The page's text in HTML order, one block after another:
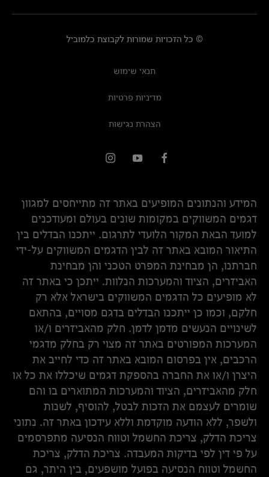
© כל הזכויות שמורות לקבוצת כלמוביל
תנאי שימוש
מדיניות פרטיות
הצהרת נגישות
המידע והנתונים המופיעים באתר זה מתייחסים למגוון
דגמים המשווקים במקומות שונים בעולם ומעודכנים
למועד הבאת המקור הלועדי לתרגום. ייתכנו הבדלים בין
התיאור המובא באתר זה לבין הדגמים המשווקים על-ידי
חברתנו, הן מבחינת המפרט הטכני והן מבחינת
האביזרים, הציוד והמערכות הנלוות. ייתכן כי באתר זה
לא מופיעים כל הדגמים המשווקים בישראל אלא רק
חלקם, וכמו כן ייתכנו הבדלים בדגם מסויים, בהתאם
לשינויים הנעשים מדמן לדמן. חלק מהאביזרים ו/או
המערכות המפורטים באתר זה מצוי רק בחלק מדגמי
הרכבים, אין בפרסום המובא באתר זה כדי לחייב את
היצרן ו/או את החברה בהספקת דגמים שיכללו את כל או
חלק מהאביזרים, הציוד והמערכות המתוארים בו והם
שומרים לעצמם את הזכות לבטל, להוסיף, לשנות
ולשפר, ללא הודעה מוקדמת וללא עידכון באתר זה. נתוני
צריכת הדלק, צריכת החשמל וטווח הנסיעה מתפרסמים
על פי דין לפי בדיקות המעבדה. צריכת הדלק, צריכת
החשמל וטווח הנסיעה בפועל מושפעים, בין היתר, גם